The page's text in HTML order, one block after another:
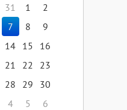
31 1
2
7 8
9
14 15
16
21 22
23
28 29
30
4 5 6